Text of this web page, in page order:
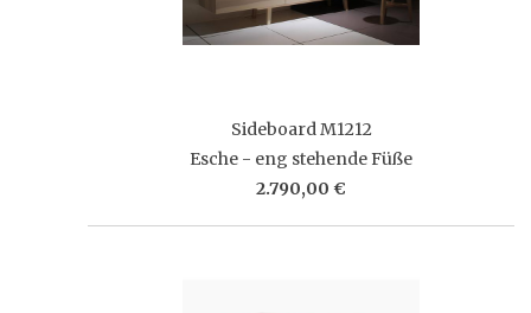
Sideboard M1212
Esche - eng stehende Füße
2.790,00 €